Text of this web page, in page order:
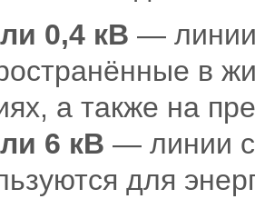
0,4 кВ — линии
в
а также на
6 кВ — линии
для